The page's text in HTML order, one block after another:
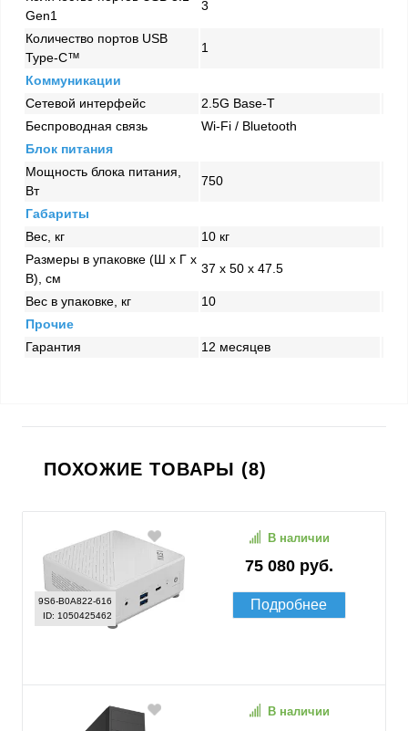
Gen1
3
Количество портов USB
Type-C™
1
Коммуникации
Сетевой интерфейс
2.5G Base-T
Беспроводная связь
Wi-Fi / Bluetooth
Блок питания
Мощность блока питания,
Вт
750
Габариты
Вес, кг
10 кг
Размеры в упаковке (Ш x Г x
В), см
37 x 50 x 47.5
Вес в упаковке, кг
10
Прочие
Гарантия
12 месяцев
ПОХОЖИЕ ТОВАРЫ (8)
9S6-B0A822-616
ID: 1050425462
75 080 руб.
В наличии
Подробнее
В наличии